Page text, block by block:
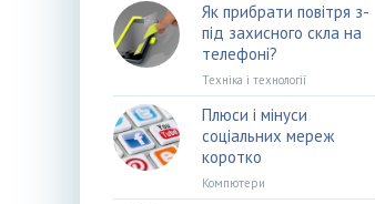
Як прибрати повітря з-
під захисного скла на
телефоні?
Техніка і технології
Плюси і мінуси
соціальних мереж
коротко
Компютери